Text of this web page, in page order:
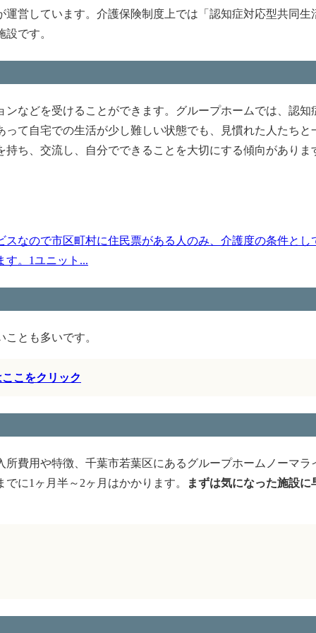
営しています。介護保険制度上では「認知症対応型共同生
です。
などを受けることができます。グループホームでは、認知
て自宅での生活が少し難しい状態でも、見慣れた人たちと
ち、交流し、自分でできることを大切にする傾向がありま
なので市区町村に住民票がある人のみ、介護度の条件とし
す。1ユニット...
とも多いです。
こをクリック
費用や特徴、千葉市若葉区にあるグループホームノーマラ
に1ヶ月半～2ヶ月はかかります。
まずは気になった施設に